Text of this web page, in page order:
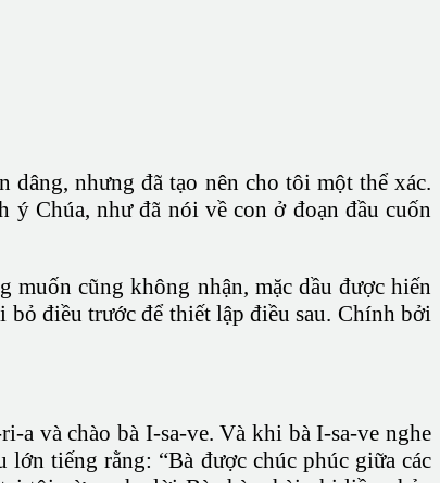
dâng, nhưng đã tạo nên cho tôi một thể xác.
ý Chúa, như đã nói về con ở đoạn đầu cuốn
muốn cũng không nhận, mặc dầu được hiến
điều trước để thiết lập điều sau. Chính bởi
a và chào bà I-sa-ve. Và khi bà I-sa-ve nghe
tiếng rằng: “Bà được chúc phúc giữa các